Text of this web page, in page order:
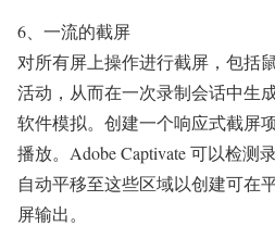
6、一流的截屏
对所有屏上操作进行截屏，包括
活动，从而在一次录制会话中生
软件模拟。创建一个响应式截屏
播放。Adobe Captivate 可以检测
自动平移至这些区域以创建可在
屏输出。